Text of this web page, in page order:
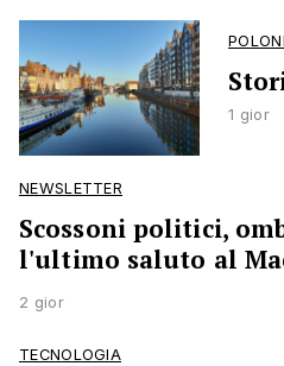
1 gior
NEWSLETTER
Scossoni politici,
l'ultimo saluto al
2 gior
TECNOLOGIA